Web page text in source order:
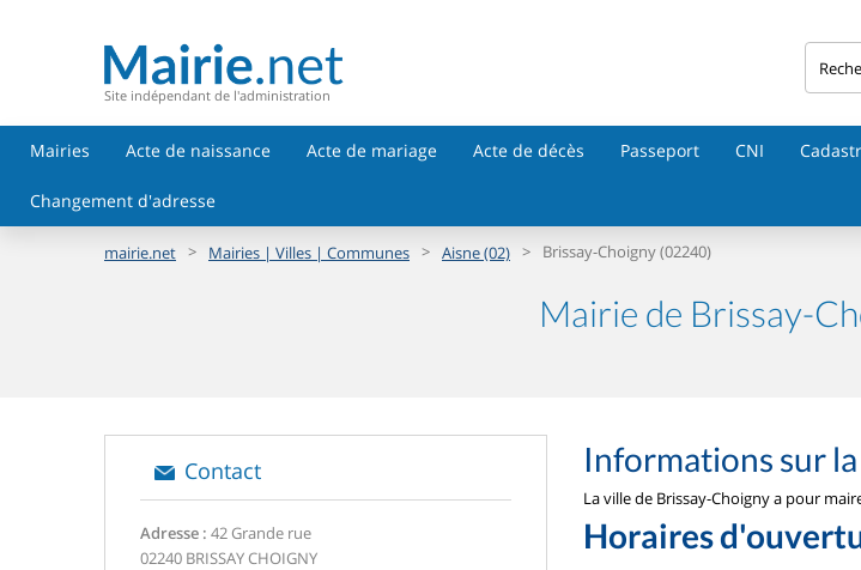
Site indépendant de l'administration
Mairies Acte de naissance Acte de mariage Acte de décès Passeport CNI
Changement d'adresse
mairie.net > Mairies | Villes | Communes > Aisne (02) > Brissay-Choigny (02240)
Mairie de Brissay-
Contact
Adresse : 42 Grande rue
02240 BRISSAY CHOIGNY
Informations sur
La ville de Brissay-Choigny a pour
Horaires